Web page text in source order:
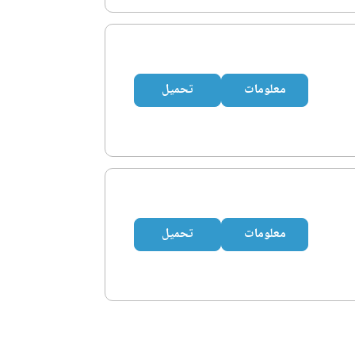
معلومات تحميل
معلومات تحميل